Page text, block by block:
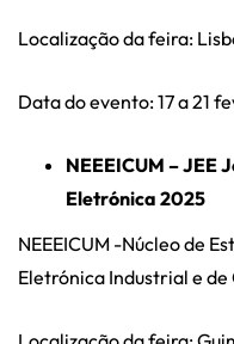
Localização da feira:
Data do evento: 17 a 21
NEEEICUM – JEE
Eletrónica 2025
NEEEICUM -Núcleo de
Eletrónica Industrial e